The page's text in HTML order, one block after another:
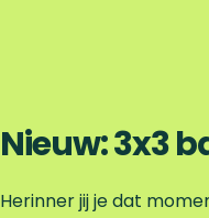
Nieuw: 3x3
Herinner jij je dat